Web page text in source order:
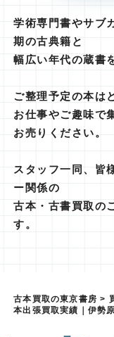
学術専門書やサブ
期の古典籍と
幅広い年代の蔵書
ご整理予定の本は
お仕事やご趣味で
お売りください。
スタッフ一同、皆
ー関係の
古本・古書買取の
す。
古本買取の東京書房 >
本出張買取実績｜伊勢